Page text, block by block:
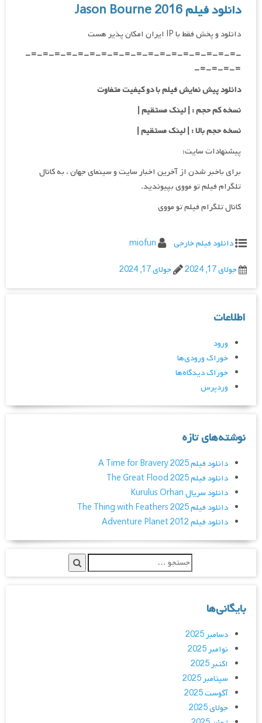
دانلود فیلم Jason Bourne 2016
دانلود و پخش فقط با IP ایران امکان پذیر هست
-=-=-=-=-=-=-=-=-=-=-=-=-=-=-=-=-=-=-
=-=-=-=-
دانلود پیش نمایش فیلم با دو کیفیت متفاوت
نسخه کم حجم : | لینک مستقیم |
نسخه حجم بالا : | لینک مستقیم |
پیشنهادات سایت:
برای باخبر شدن از آخرین اخبار سایت و سینمای جهان ، به کانال
تلگرام فیلم تو مووی بپیوندید.
کانال تلگرام فیلم تو مووی
دانلود فیلم خارجی
miofun
جولای 17, 2024
جولای 17, 2024
اطلاعات
ورود
خوراک ورودی‌ها
خوراک دیدگاه‌ها
وردپرس
نوشته‌های تازه
دانلود فیلم A Time for Bravery 2025
دانلود فیلم The Great Flood 2025
دانلود سریال Kurulus Orhan
دانلود فیلم The Thing with Feathers 2025
دانلود فیلم Adventure Planet 2012
بایگانی‌ها
دسامبر 2025
نوامبر 2025
اکتبر 2025
سپتامبر 2025
آگوست 2025
جولای 2025